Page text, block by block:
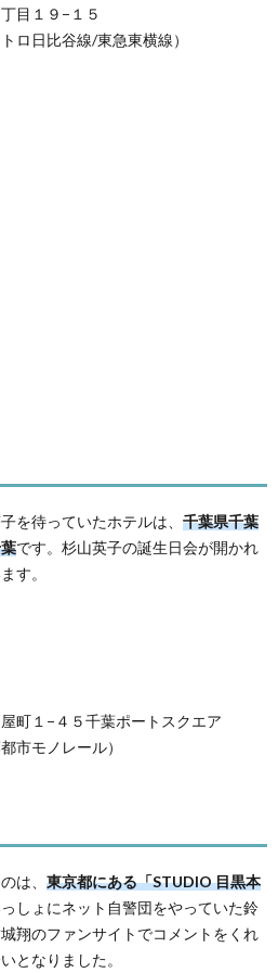
目１９−１５
ロ日比谷線/東急東横線）
を待っていたホテルは、 千葉県千葉
です。杉山英子の誕生日会が開かれ
す。
町１−４５千葉ポートスクエア
市モノレール）
は、 東京都にある「STUDIO 目黒本
しょにネット自警団をやっていた鈴
翔のファンサイトでコメントをくれ
となりました。